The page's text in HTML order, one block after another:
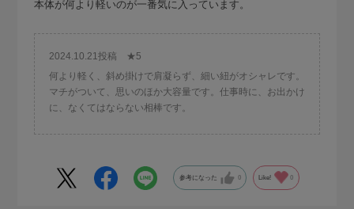
本体が何より軽いのが一番気に入っています。
2024.10.21投稿 ★5
何より軽く、斜め掛けで肩凝らず、細い紐がオシャレです。
マチがついて、思いのほか大容量です。仕事時に、お出かけ
に、なくてはならない相棒です。
参考になった 0 Like! 0